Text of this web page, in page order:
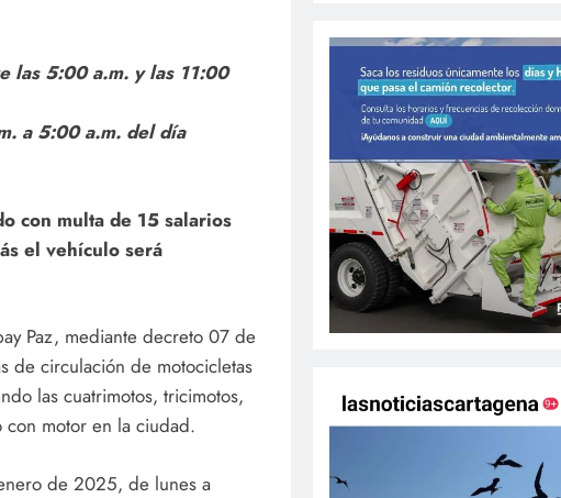
las 5:00 a.m. y las 11:00
a 5:00 a.m. del día
con multa de 15 salarios
el vehículo será
Paz, mediante decreto 07 de
de circulación de motocicletas
las cuatrimotos, tricimotos,
con motor en la ciudad.
de 2025, de lunes a